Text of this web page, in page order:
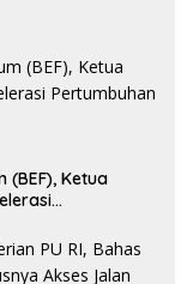
(BEF), Ketua